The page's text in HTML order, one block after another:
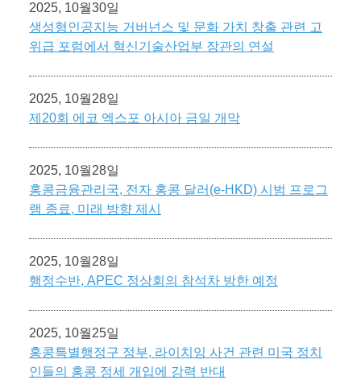
2025, 10월30일
생성형인공지능 거버넌스 및 문화 가치 창출 관련 고
위급 포럼에서 혁신기술산업부 장관의 연설
2025, 10월28일
제20회 에코 엑스포 아시아 금일 개막
2025, 10월28일
홍콩금융관리국, 전자 홍콩 달러(e-HKD) 시범 프로그
램 종료, 미래 방향 제시
2025, 10월28일
행정수반, APEC 정상회의 참석차 방한 예정
2025, 10월25일
홍콩특별행정구 정부, 라이치잉 사건 관련 미국 정치
인들의 홍콩 정세 개입에 강력 반대